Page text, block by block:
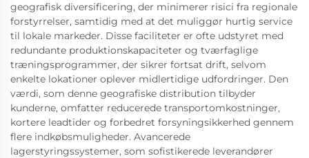
geografisk diversificering, der minimerer risici fra regionale
forstyrrelser, samtidig med at det muliggør hurtig service
til lokale markeder. Disse faciliteter er ofte udstyret med
redundante produktionskapaciteter og tværfaglige
træningsprogrammer, der sikrer fortsat drift, selvom
enkelte lokationer oplever midlertidige udfordringer. Den
værdi, som denne geografiske distribution tilbyder
kunderne, omfatter reducerede transportomkostninger,
kortere leadtider og forbedret forsyningsikkerhed gennem
flere indkøbsmuligheder. Avancerede
lagerstyringssystemer, som sofistikerede leverandører